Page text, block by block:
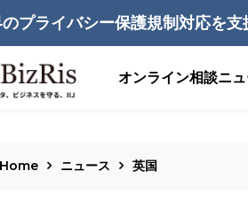
プライバシー保護規制対応を支
オンライン相談ニ
Home ニュース 英国